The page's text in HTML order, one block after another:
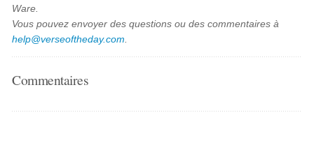
Ware.
Vous pouvez envoyer des questions ou des commentaires à
help@verseoftheday.com
Commentaires